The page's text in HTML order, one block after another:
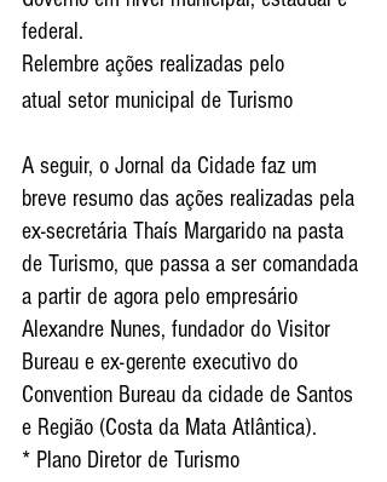
federal.
Relembre ações realizadas pelo
atual setor municipal de Turismo
A seguir, o Jornal da Cidade faz um
breve resumo das ações realizadas pela
ex-secretária Thaís Margarido na pasta
de Turismo, que passa a ser comandada
a partir de agora pelo empresário
Alexandre Nunes, fundador do Visitor
Bureau e ex-gerente executivo do
Convention Bureau da cidade de Santos
e Região (Costa da Mata Atlântica).
* Plano Diretor de Turismo